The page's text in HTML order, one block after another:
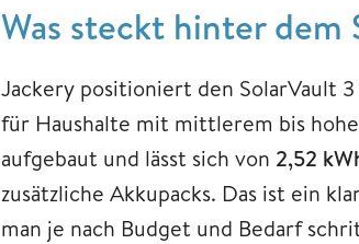
Was steckt hinter dem
Jackery positioniert den SolarVault
für Haushalte mit mittlerem bis
aufgebaut und lässt sich von 2,52
zusätzliche Akkupacks. Das ist ein
man je nach Budget und Bedarf